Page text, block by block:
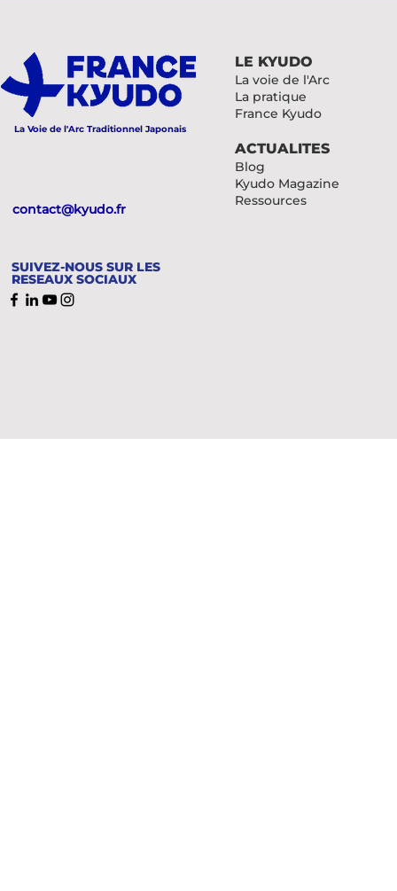
La Voie de l'Arc Traditionnel Japonais
contact@kyudo.fr
SUIVEZ-NOUS SUR LES
RESEAUX SOCIAUX
LE KYUDO
La voie de l'Arc
La pratique
France Kyudo
ACTUALITES
Blog
Kyudo Magazine
Ressources